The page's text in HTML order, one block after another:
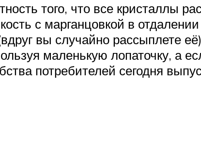
того, что все кристаллы
с марганцовкой в
вы случайно рассыплете
маленькую лопаточку, а
потребителей сегодня